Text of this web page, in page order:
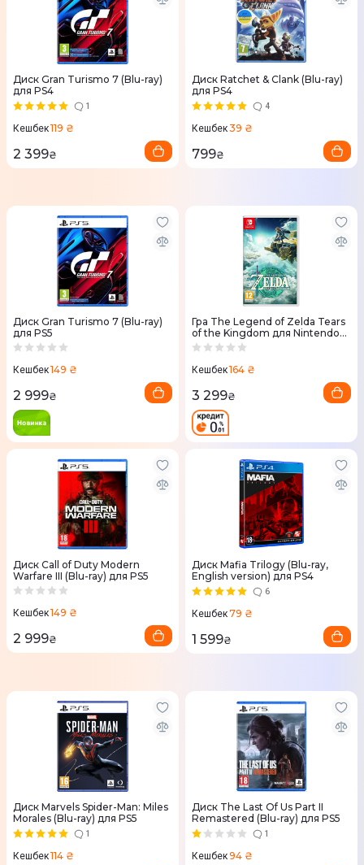
Диск Gran Turismo 7 (Blu-ray)
для PS4
1
Кешбек119 ₴
2 399₴
Диск Ratchet & Clank (Blu-ray)
для PS4
4
Кешбек39 ₴
799₴
Диск Gran Turismo 7 (Blu-ray)
для PS5
Кешбек149 ₴
2 999₴
Гра The Legend of Zelda Tears
of the Kingdom для Nintendo
Switch
Кешбек164 ₴
3 299₴
Диск Call of Duty Modern
Warfare III (Blu-ray) для PS5
Кешбек149 ₴
2 999₴
Диск Mafia Trilogy (Blu-ray,
English version) для PS4
6
Кешбек79 ₴
1 599₴
Диск Marvels Spider-Man: Miles
Morales (Blu-ray) для PS5
1
Кешбек114 ₴
Диск The Last Of Us Part II
Remastered (Blu-ray) для PS5
1
Кешбек94 ₴